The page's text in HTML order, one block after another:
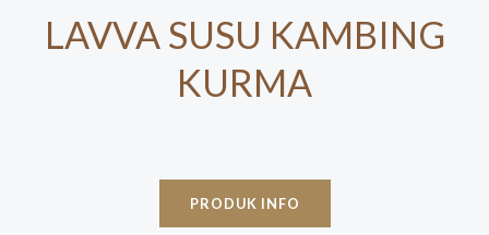
LAVVA SUSU KAMBING
KURMA
PRODUK INFO